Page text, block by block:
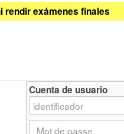
rendir exámenes finales
Cuenta de usuario